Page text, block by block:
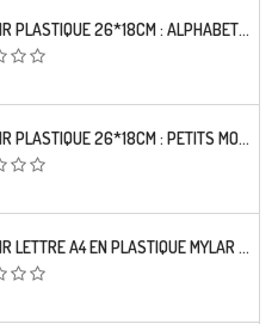
POCHOIR PLASTIQUE 26*18CM : ALPHABET (16)
POCHOIR PLASTIQUE 26*18CM : PETITS MOTIFS FLORALES
POCHOIR LETTRE A4 EN PLASTIQUE MYLAR ALPHABET RACINE 30 MM